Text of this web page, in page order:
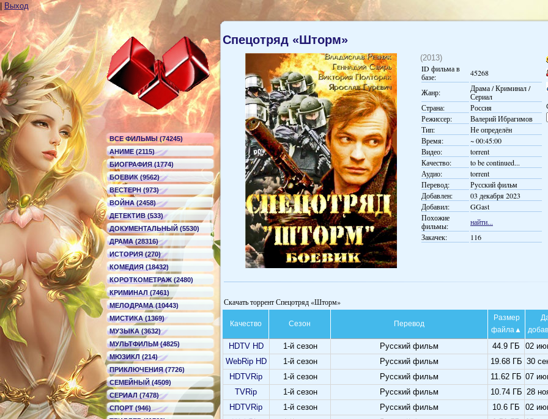
Выход
ВСЕ ФИЛЬМЫ (74245)
АНИМЕ (2115)
БИОГРАФИЯ (1774)
БОЕВИК (9562)
ВЕСТЕРН (973)
ВОЙНА (2458)
ДЕТЕКТИВ (533)
ДОКУМЕНТАЛЬНЫЙ (5530)
ДРАМА (28316)
ИСТОРИЯ (270)
КОМЕДИЯ (18432)
КОРОТКОМЕТРАЖ (2480)
КРИМИНАЛ (7461)
МЕЛОДРАМА (10443)
МИСТИКА (1369)
МУЗЫКА (3632)
МУЛЬТФИЛЬМ (4825)
МЮЗИКЛ (214)
ПРИКЛЮЧЕНИЯ (7726)
СЕМЕЙНЫЙ (4509)
СЕРИАЛ (7478)
СПОРТ (946)
Спецотряд «Шторм»
(2013)
ID фильма в
базе:
45268
Жанр:
Драма / Криминал /
Сериал
Страна:
Россия
Режиссер:
Валерий Ибрагимов
Тип:
Не определён
Время:
~ 00:45:00
Видео:
torrent
Качество:
to be continued...
Аудио:
torrent
Перевод:
Русский фильм
Добавлен:
03 декабря 2023
Добавил:
GGast
Похожие
фильмы:
найти...
Закачек:
116
Скачать торрент Спецотряд «Шторм»
Качество Сезон Перевод
Размер
файла
HDTV HD 1-й сезон Русский фильм 44.9 ГБ 02
WebRip HD
1-й сезон Русский фильм 19.68 ГБ 30
HDTVRip
1-й сезон Русский фильм 11.62 ГБ 07
TVRip
1-й сезон Русский фильм 10.74 ГБ 28
HDTVRip
1-й сезон Русский фильм 10.6 ГБ 02